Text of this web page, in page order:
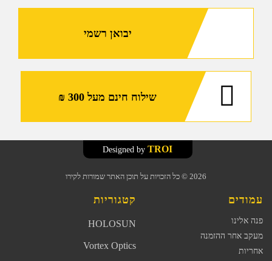
יבואן רשמי
שילוח חינם מעל 300 ₪
2026 © כל הזכויות על תוכן האתר שמורות לקירו
TROI
עמודים
פנה אלינו
מעקב אחר ההזמנה
אחריות
קטגוריות
HOLOSUN
Vortex Optics